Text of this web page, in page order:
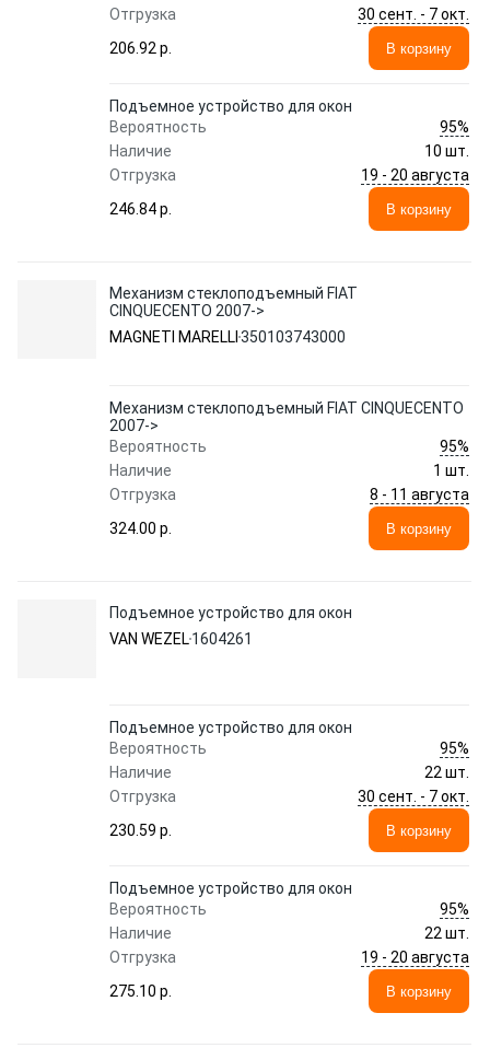
Отгрузка
30 сент. - 7 окт.
206.92 p.
В корзину
Подъемное устройство для окон
Вероятность
95%
Наличие
10 шт.
Отгрузка
19 - 20 августа
246.84 p.
В корзину
Механизм стеклоподъемный FIAT
CINQUECENTO 2007->
MAGNETI MARELLI 350103743000
Механизм стеклоподъемный FIAT CINQUECENTO
2007->
Вероятность
95%
Наличие
1 шт.
Отгрузка
8 - 11 августа
324.00 p.
В корзину
Подъемное устройство для окон
VAN WEZEL1604261
Подъемное устройство для окон
Вероятность
95%
Наличие
22 шт.
Отгрузка
30 сент. - 7 окт.
230.59 p.
В корзину
Подъемное устройство для окон
Вероятность
95%
Наличие
22 шт.
Отгрузка
19 - 20 августа
275.10 p.
В корзину